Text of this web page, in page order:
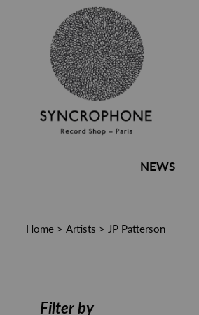
NEWS
Home > Artists > JP Patterson
Filter by